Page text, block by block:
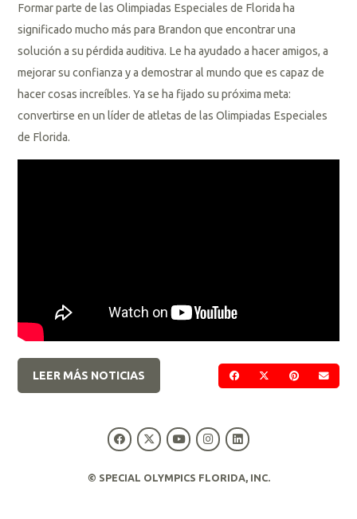
Formar parte de las Olimpiadas Especiales de Florida ha
significado mucho más para Brandon que encontrar una
solución a su pérdida auditiva. Le ha ayudado a hacer amigos, a
mejorar su confianza y a demostrar al mundo que es capaz de
hacer cosas increíbles. Ya se ha fijado su próxima meta:
convertirse en un líder de atletas de las Olimpiadas Especiales
de Florida.
COMPARTIR EN
COMPARTIR EN
LEER MÁS NOTICIAS
© SPECIAL OLYMPICS FLORIDA, INC.